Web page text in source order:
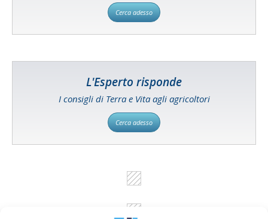
Cerca adesso
L'Esperto risponde
I consigli di Terra e Vita agli agricoltori
Cerca adesso